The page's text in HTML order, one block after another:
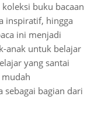
buku bacaan
inspiratif, hingga
ini menjadi
anak untuk belajar
yang santai
sebagai bagian dari